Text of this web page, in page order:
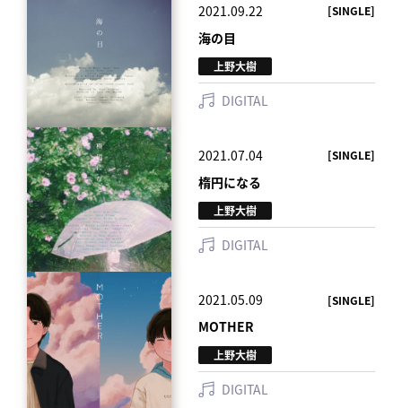
2021.09.22 [SINGLE]
海の目
上野大樹
DIGITAL
2021.07.04 [SINGLE]
楕円になる
上野大樹
DIGITAL
2021.05.09 [SINGLE]
MOTHER
上野大樹
DIGITAL